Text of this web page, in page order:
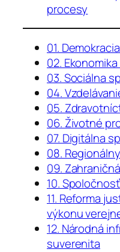
procesy
01.
02.
03. Sociálna
04.
05.
06. Životné
07. Digitálna
08.
09.
10.
11. Reforma
výkonu
12. Národná
suverenita